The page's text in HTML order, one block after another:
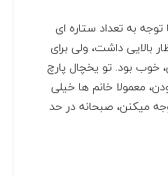
به تعداد ستاره ای
بالایی داشت، ولی برای
خوب بود. تو یخچال پارچ
معمولا خانم ها خیلی
میکنن، صبحانه در حد